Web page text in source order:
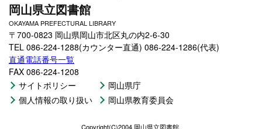
岡山県立図書館
OKAYAMA PREFECTURAL LIBRARY
〒700-0823 岡山県岡山市北区丸の内2-6-30
TEL 086-224-1288(カウンター直通) 086-224-1286(代表)
直通電話番号一覧
FAX 086-224-1208
サイトポリシー
個人情報の取り扱い
岡山県庁
岡山県教育委員会
Copyright(C)2004 岡山県立図書館.